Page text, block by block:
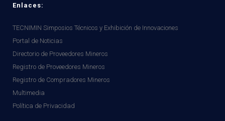
Enlaces:
TECNIMIN Simposios Técnicos y Exhibición de Innovaciones
Portal de Noticias
Directorio de Proveedores Mineros
Registro de Proveedores Mineros
Registro de Compradores Mineros
Multimedia
Política de Privacidad